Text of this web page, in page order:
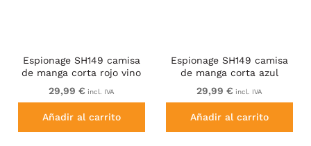
Espionage SH149 camisa
de manga corta rojo vino
29,99 € incl. IVA
Añadir al carrito
Espionage SH149 camisa
de manga corta azul
cobalto
29,99 € incl. IVA
Añadir al carrito